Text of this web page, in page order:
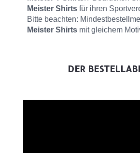
Meister Shirts für ihren
Bitte beachten:
Meister Shirts mit gleichem
DER